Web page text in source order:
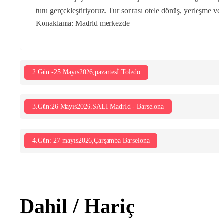
turu gerçekleştiriyoruz. Tur sonrası otele dönüş, yerleşme
Konaklama: Madrid merkezde
2.Gün -25 Mayıs2026,pazartesİ Toledo
3.Gün:26 Mayıs2026,SALI Madrİd - Barselona
4.Gün: 27 mayıs2026,Çarşamba Barselona
Dahil / Hariç